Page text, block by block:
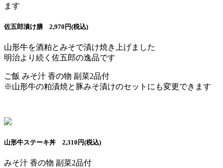
ます
佐五郎漬け膳 2,970円(税込)
山形牛を酒粕とみそで漬け焼き上げました
明治より続く佐五郎の逸品です
ご飯 みそ汁 香の物 副菜2品付
※山形牛の粕漬焼と豚みそ漬けのセットにも変更できます
山形牛ステーキ丼 2,310円(税込)
みそ汁 香の物 副菜2品付